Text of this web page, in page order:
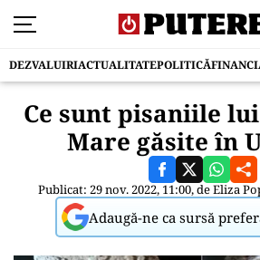
DEZVALUIRIACTUALITATEPOLITICĂ
Ce sunt pisaniile
Mare găsite în
Publicat: 29 nov. 2022, 11:00, deEliza
Adaugă-ne ca sursă